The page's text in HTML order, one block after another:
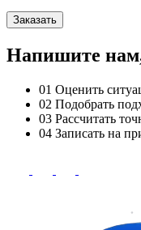
Заказать
Напишите
01 Оценить
02 Подобрать
03 Рассчитать
04 Записать на